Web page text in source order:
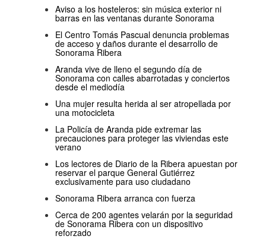
Aviso a los hosteleros: sin música exterior ni
barras en las ventanas durante Sonorama
El Centro Tomás Pascual denuncia problemas
de acceso y daños durante el desarrollo de
Sonorama Ribera
Aranda vive de lleno el segundo día de
Sonorama con calles abarrotadas y conciertos
desde el mediodía
Una mujer resulta herida al ser atropellada por
una motocicleta
La Policía de Aranda pide extremar las
precauciones para proteger las viviendas este
verano
Los lectores de Diario de la Ribera apuestan por
reservar el parque General Gutiérrez
exclusivamente para uso ciudadano
Sonorama Ribera arranca con fuerza
Cerca de 200 agentes velarán por la seguridad
de Sonorama Ribera con un dispositivo
reforzado